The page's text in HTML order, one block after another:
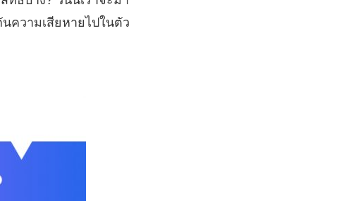
ความเสียหายไปในตัว